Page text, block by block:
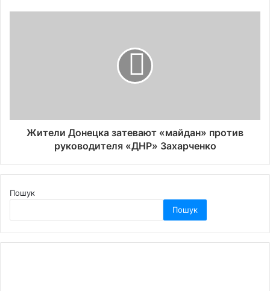
Жители Донецка затевают «майдан» против
руководителя «ДНР» Захарченко
Пошук
Пошук